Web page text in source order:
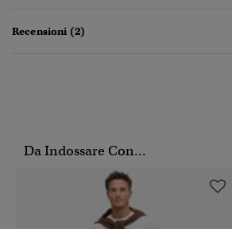
Recensioni (2)
Da Indossare Con...